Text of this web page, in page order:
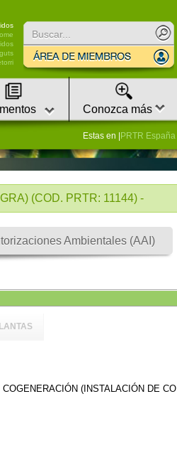
Conozca más
Estas en | PRTR España
(COD. PRTR: 11144) -
Ambientales (AAI)
(INSTALACIÓN DE CO